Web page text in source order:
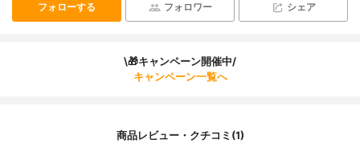
フォローする フォロワー シェア
\🎁キャンペーン開催中/
キャンペーン一覧へ
商品レビュー・クチコミ(1)